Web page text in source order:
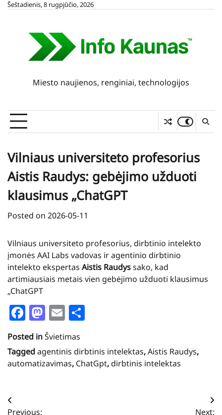
SkipŠeštadienis, 8 rugpjūčio, 2026
Miesto naujienos, renginiai, technologijos
Vilniaus universiteto profesorius
Aistis Raudys: gebėjimo užduoti
klausimus „ChatGPT
Posted on 2026-05-11
Vilniaus universiteto profesorius, dirbtinio intelekto
įmonės AAI Labs vadovas ir agentinio dirbtinio
intelekto ekspertas Aistis Raudyssako, kad
artimiausiais metais vien gebėjimo užduoti klausimus
„ChatGPT
Facebook
Mastodon
Email
Posted inŠvietimas
Taggedagentinis dirbtinis intelektas,Aistis Raudys,
automatizavimas, ChatGpt,dirbtinis intelektas
Navigacija
Previous:
Next: